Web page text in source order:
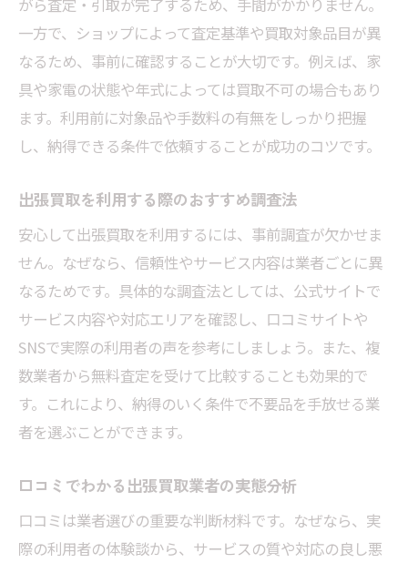
い分け
出張買取の実体験から学ぶ成功例と注意点
墨田区の出張買取の流れと無料査定のポイント
出張買取の申し込みから査定までの全手順
無料査定時に必要な準備と確認事項とは
査定価格に納得するためのポイント紹介
家具や家電の無料査定で重視すべき点
出張買取の流れでよくある質問と解決方法
出張買取を墨田区で利用する際の注意点
出張買取契約時に確認すべき注意事項
違法業者を見分ける出張買取のポイント
無料査定サービス利用時の注意点まとめ
出張買取でトラブルを防ぐための心得
出張費や手数料の有無を事前にチェック
墨田区で出張買取を選ぶ理由とその魅力
がら査定・引取が完了するため、手間がかかりません。
一方で、ショップによって査定基準や買取対象品目が異
なるため、事前に確認することが大切です。例えば、家
具や家電の状態や年式によっては買取不可の場合もあり
ます。利用前に対象品や手数料の有無をしっかり把握
し、納得できる条件で依頼することが成功のコツです。
出張買取を利用する際のおすすめ調査法
安心して出張買取を利用するには、事前調査が欠かせま
せん。なぜなら、信頼性やサービス内容は業者ごとに異
なるためです。具体的な調査法としては、公式サイトで
サービス内容や対応エリアを確認し、口コミサイトや
SNSで実際の利用者の声を参考にしましょう。また、複
数業者から無料査定を受けて比較することも効果的で
す。これにより、納得のいく条件で不要品を手放せる業
者を選ぶことができます。
口コミでわかる出張買取業者の実態分析
口コミは業者選びの重要な判断材料です。なぜなら、実
際の利用者の体験談から、サービスの質や対応の良し悪